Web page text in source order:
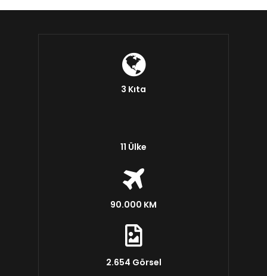
3 Kıta
11 Ülke
90.000 KM
2.654 Görsel